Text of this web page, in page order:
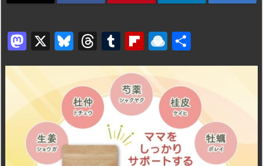
M
a
o
d
o
n
X
Bl
u
s
k
y
T
hr
a
d
T
u
m
bl
r
Fl
ip
b
o
ar
d
R
ai
dr
o
p.
io
有